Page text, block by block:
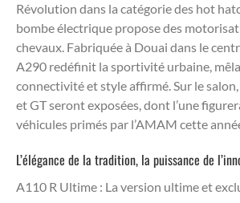
Révolution dans la catégorie des hot
bombe électrique propose des
chevaux. Fabriquée à Douai dans le
A290 redéfinit la sportivité urbaine,
connectivité et style affirmé. Sur le
et GT seront exposées, dont l’une
véhicules primés par l’AMAM cette
L’élégance de la tradition, la puissance de
A110 R Ultime : La version ultime et